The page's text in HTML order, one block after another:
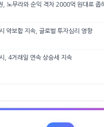
, 노무라와 순익 격차 2000억 원대로 좁
약보합 지속, 글로벌 투자심리 영향
, 4거래일 연속 상승세 지속